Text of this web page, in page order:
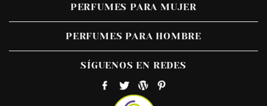
PERFUMES PARA MUJER
PERFUMES PARA HOMBRE
SÍGUENOS EN REDES